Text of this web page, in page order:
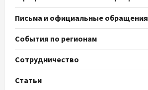
Письма и официальные обращения
События по регионам
Сотрудничество
Статьи